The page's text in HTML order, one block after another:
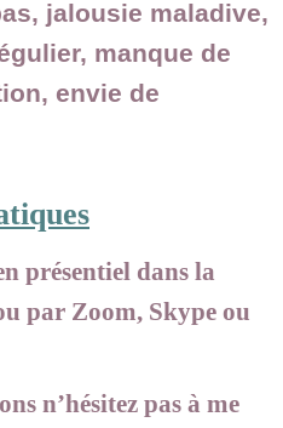
jalousie maladive,
manque de
envie de
présentiel dans la
par Zoom, Skype ou
n’hésitez pas à me